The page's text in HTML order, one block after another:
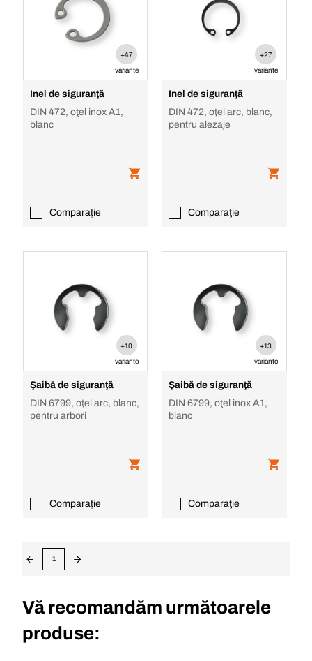
+47
variante
Inel de siguranţă
DIN 472, oţel inox A1,
blanc
Comparaţie
+27
variante
Inel de siguranţă
DIN 472, oţel arc, blanc,
pentru alezaje
Comparaţie
+10
variante
Şaibă de siguranţă
DIN 6799, oţel arc, blanc,
pentru arbori
Comparaţie
+13
variante
Şaibă de siguranţă
DIN 6799, oţel inox A1,
blanc
Comparaţie
1
Vă recomandăm următoarele
produse: